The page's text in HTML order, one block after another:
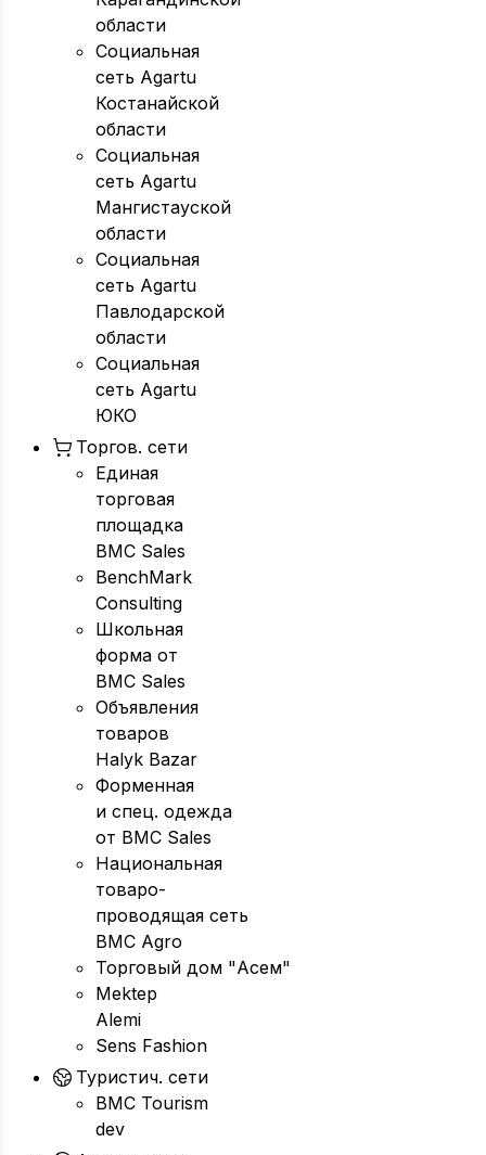
области
Социальная
сеть Agartu
Костанайской
области
Социальная
сеть Agartu
Мангистауской
области
Социальная
сеть Agartu
Павлодарской
области
Социальная
сеть Agartu
ЮКО
Торгов. сети
Единая
торговая
площадка
BMC Sales
BenchMark
Consulting
Школьная
форма от
BMC Sales
Объявления
товаров
Halyk Bazar
Форменная
и спец. одежда
от BMC Sales
Национальная
товаро-
проводящая сеть
BMC Agro
Торговый дом "Асем"
Mektep
Alemi
Sens Fashion
Туристич. сети
BMC Tourism
dev